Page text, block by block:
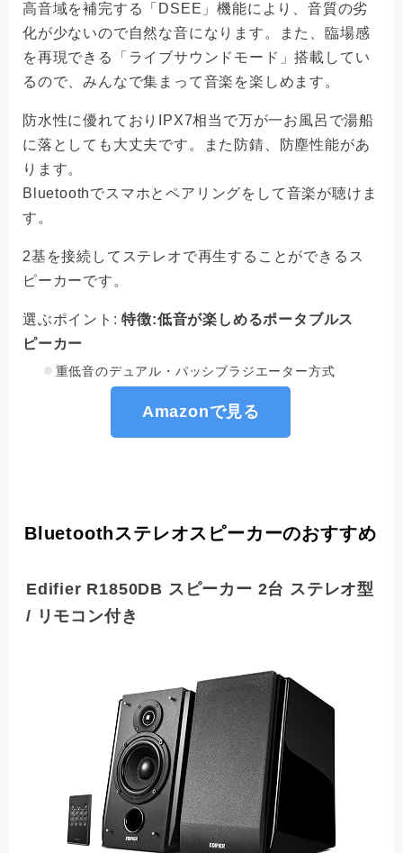
高音域を補完する「DSEE」機能により、音質の劣
化が少ないので自然な音になります。また、臨場感
を再現できる「ライブサウンドモード」搭載してい
るので、みんなで集まって音楽を楽しめます。
防水性に優れておりIPX7相当で万が一お風呂で湯船
に落としても大丈夫です。また防錆、防塵性能があ
ります。
Bluetoothでスマホとペアリングをして音楽が聴けま
す。
2基を接続してステレオで再生することができるス
ピーカーです。
選ぶポイント:特徴:低音が楽しめるポータブルス
ピーカー
重低音のデュアル・パッシブラジエーター方式
Amazonで見る
Bluetoothステレオスピーカーのおすすめ
Edifier R1850DB スピーカー 2台 ステレオ型
/ リモコン付き